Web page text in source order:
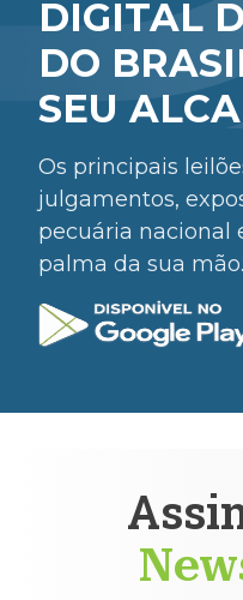
DIGITAL
DO
SEU
Os principais
julgamentos,
pecuária nacional
palma da sua mão.